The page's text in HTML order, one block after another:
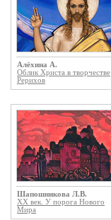
Алёхина А.
Облик Христа в творчестве
Рерихов
Шапошникова Л.В.
ХХ век. У порога Нового
Мира